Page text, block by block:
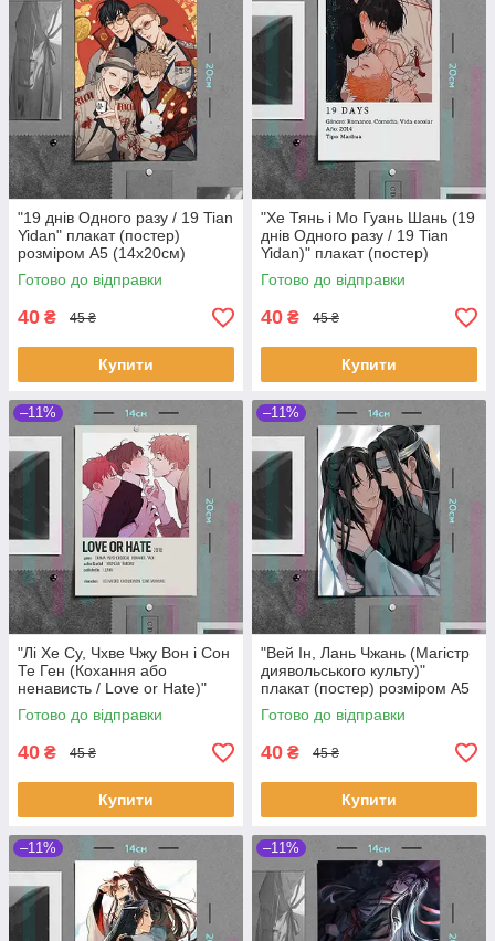
"19 днів Одного разу / 19 Tian
Yidan" плакат (постер)
розміром А5 (14х20см)
Готово до відправки
40 ₴ 45 ₴
Купити
"Хе Тянь і Мо Гуань Шань (19
днів Одного разу / 19 Tian
Yidan)" плакат (постер)
розміром А5 (14х20см)
Готово до відправки
40 ₴ 45 ₴
Купити
–11%
"Лі Хе Су, Чхве Чжу Вон і Сон
Те Ген (Кохання або
ненависть / Love or Hate)"
плакат (постер) розміром А5
(14х20см)
Готово до відправки
40 ₴ 45 ₴
Купити
–11%
"Вей Ін, Лань Чжань (Магістр
диявольського культу)"
плакат (постер) розміром А5
(14х20см)
Готово до відправки
40 ₴ 45 ₴
Купити
–11% –11%